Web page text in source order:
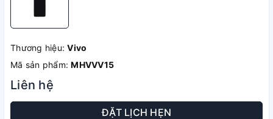
Thương hiệu:Vivo
Mã sản phẩm:MHVVV15
Liên hệ
ĐẶT LỊCH HẸN